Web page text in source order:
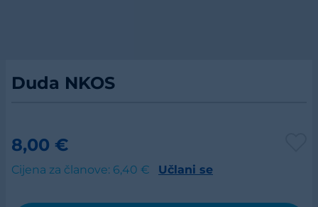
Duda NKOS
8,00 €
Cijena za članove: 6,40 € Učlani se